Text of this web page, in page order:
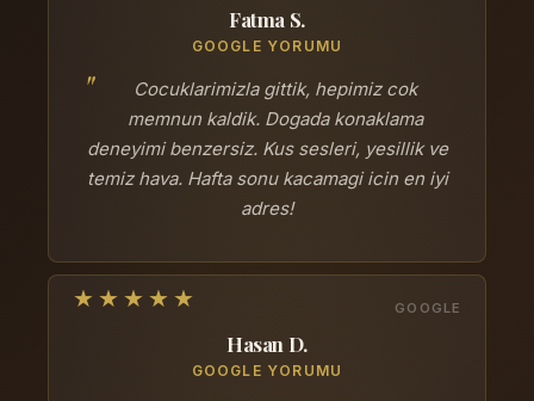
Fatma S.
GOOGLE YORUMU
Cocuklarimizla gittik, hepimiz cok
memnun kaldik. Dogada konaklama
deneyimi benzersiz. Kus sesleri, yesillik ve
temiz hava. Hafta sonu kacamagi icin en iyi
adres!
Hasan D.
GOOGLE YORUMU